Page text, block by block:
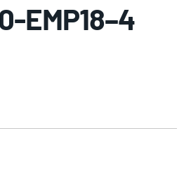
EMP18–4